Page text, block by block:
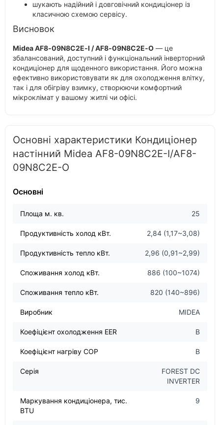
шукають надійний і довговічний кондиціонер із
класичною схемою сервісу.
Висновок
Midea AF8‑09N8C2E‑I / AF8‑09N8C2E‑O — це
збалансований, доступний і функціональний інверторний
кондиціонер для щоденного використання. Його можна
ефективно використовувати як для охолодження влітку,
так і для обігріву взимку, створюючи комфортний
мікроклімат у вашому житлі чи офісі.
Основні характеристики Кондиціонер
настінний Midea AF8-09N8C2E-I/AF8-
09N8C2E-O
Основні
Площа м. кв. 25
Продуктивність холод кВт. 2,84 (1,17~3,08)
Продуктивність тепло кВт. 2,96 (0,91~2,99)
Споживання холод кВт. 886 (100~1074)
Споживання тепло кВт. 820 (140~896)
Виробник MIDEA
Коефіцієнт охолодження EER B
Коефіцієнт нагріву COP B
Серія
FOREST DC
INVERTER
Маркування кондиціонера, тис.
BTU
9